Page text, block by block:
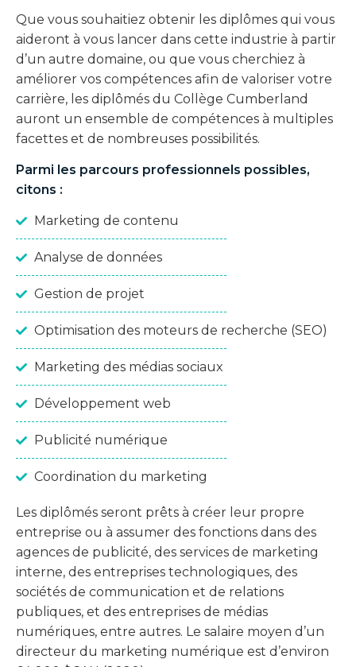
Que vous souhaitiez obtenir les diplômes qui vous
aideront à vous lancer dans cette industrie à partir
d’un autre domaine, ou que vous cherchiez à
améliorer vos compétences afin de valoriser votre
carrière, les diplômés du Collège Cumberland
auront un ensemble de compétences à multiples
facettes et de nombreuses possibilités.
Parmi les parcours professionnels possibles,
citons :
Marketing de contenu
Analyse de données
Gestion de projet
Optimisation des moteurs de recherche (SEO)
Marketing des médias sociaux
Développement web
Publicité numérique
Coordination du marketing
Les diplômés seront prêts à créer leur propre
entreprise ou à assumer des fonctions dans des
agences de publicité, des services de marketing
interne, des entreprises technologiques, des
sociétés de communication et de relations
publiques, et des entreprises de médias
numériques, entre autres. Le salaire moyen d’un
directeur du marketing numérique est d’environ